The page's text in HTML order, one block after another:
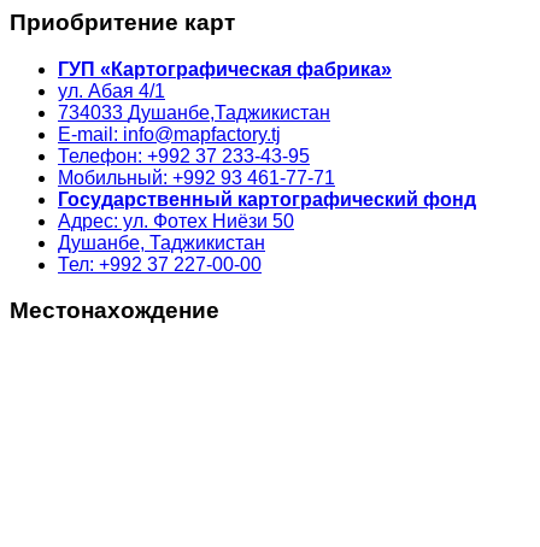
Приобритение карт
ГУП «Картографическая фабрика»
ул. Абая 4/1
734033 Душанбе,Таджикистан
E-mail: info@mapfactory.tj
Телефон: +992 37 233-43-95
Мобильный: +992 93 461-77-71
Государственный картографический фонд
Адрес: ул. Фотех Ниёзи 50
Душанбе, Таджикистан
Тел: +992 37 227-00-00
Местонахождение